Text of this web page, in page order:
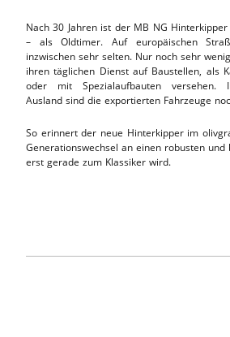
Nach 30 Jahren ist der MB NG
– als Oldtimer. Auf europäischen
inzwischen sehr selten. Nur noch sehr
ihren täglichen Dienst auf Baustellen, als
oder mit Spezialaufbauten versehen.
Ausland sind die exportierten Fahrzeuge
So erinnert der neue Hinterkipper im
Generationswechsel an einen robusten und
erst gerade zum Klassiker wird.